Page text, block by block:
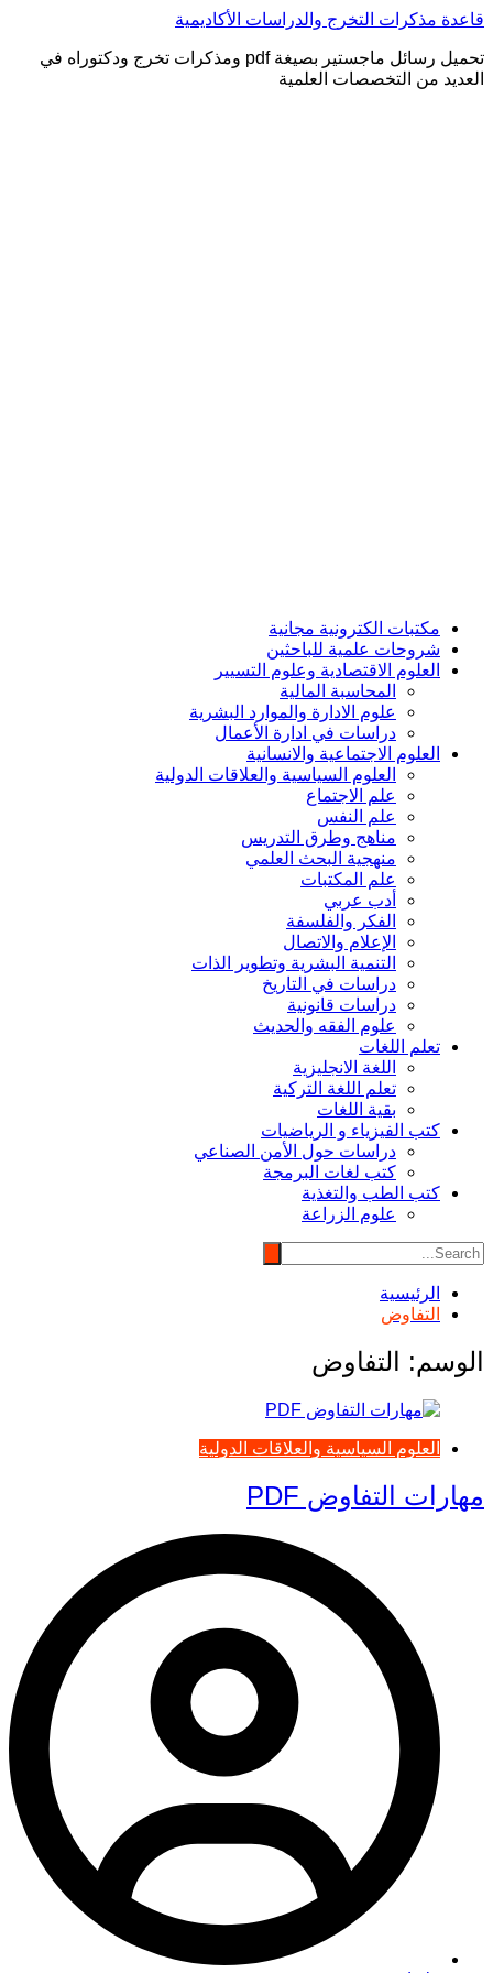
التجاوز
المحتوى
قاعدة مذكرات التخرج والدراسات الأكاديمية
تحميل رسائل ماجستير بصيغة pdf ومذكرات تخرج ودكتوراه في
العديد من التخصصات العلمية
مكتبات الكترونية مجانية
شروحات علمية للباحثين
العلوم الاقتصادية وعلوم التسيير
المحاسبة المالية
علوم الادارة والموارد البشرية
دراسات في ادارة الأعمال
العلوم الاجتماعية والانسانية
العلوم السياسية والعلاقات الدولية
علم الاجتماع
علم النفس
مناهج وطرق التدريس
منهجية البحث العلمي
علم المكتبات
أدب عربي
الفكر والفلسفة
الإعلام والاتصال
التنمية البشرية وتطوير الذات
دراسات في التاريخ
دراسات قانونية
علوم الفقه والحديث
تعلم اللغات
اللغة الانجليزية
تعلم اللغة التركية
بقية اللغات
كتب الفيزياء و الرياضيات
دراسات حول الأمن الصناعي
كتب لغات البرمجة
كتب الطب والتغذية
علوم الزراعة
الرئيسية
التفاوض
الوسم: التفاوض
العلوم السياسية والعلاقات الدولية
مهارات التفاوض PDF